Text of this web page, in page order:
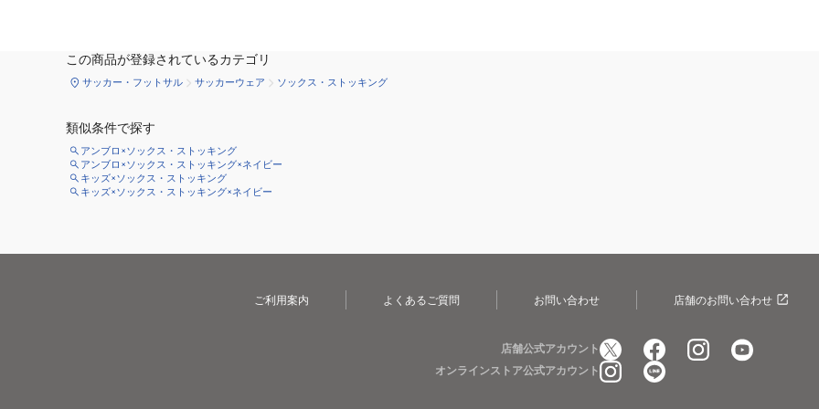
この商品が登録されているカテゴリ
サッカー・フットサル サッカーウェア ソックス・ストッキング
類似条件で探す
アンブロ×ソックス・ストッキング
アンブロ×ソックス・ストッキング×ネイビー
キッズ×ソックス・ストッキング
キッズ×ソックス・ストッキング×ネイビー
ご利用案内 よくあるご質問 お問い合わせ 店舗のお問い合わせ
店舗公式アカウント
オンラインストア公式アカウント